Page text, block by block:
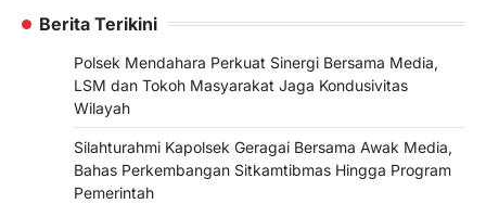
Berita Terikini
Polsek Mendahara Perkuat Sinergi Bersama Media,
LSM dan Tokoh Masyarakat Jaga Kondusivitas
Wilayah
Silahturahmi Kapolsek Geragai Bersama Awak Media,
Bahas Perkembangan Sitkamtibmas Hingga Program
Pemerintah